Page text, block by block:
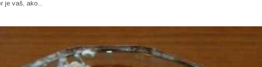
je vaš, ako...